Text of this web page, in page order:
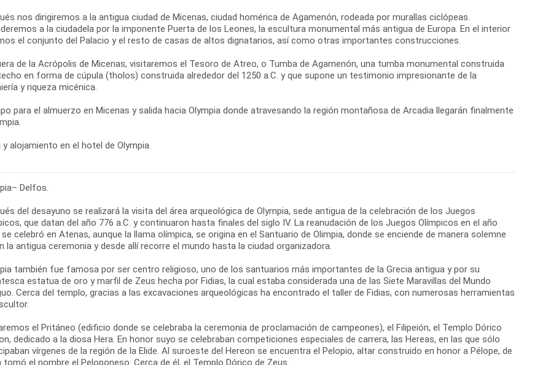
nos dirigiremos a la antigua ciudad de Micenas, ciudad homérica de Agamenón, rodeada por murallas ciclópeas.
a la ciudadela por la imponente Puerta de los Leones, la escultura monumental más antigua de Europa. En el interior
el conjunto del Palacio y el resto de casas de altos dignatarios, así como otras importantes construcciones.
de la Acrópolis de Micenas, visitaremos el Tesoro de Atreo, o Tumba de Agamenón, una tumba monumental construida
en forma de cúpula (tholos) construida alrededor del 1250 a.C. y que supone un testimonio impresionante de la
y riqueza micénica.
para el almuerzo en Micenas y salida hacia Olympia donde atravesando la región montañosa de Arcadia llegarán finalmente
y alojamiento en el hotel de Olympia.
Delfos.
del desayuno se realizará la visita del área arqueológica de Olympia, sede antigua de la celebración de los Juegos
que datan del año 776 a.C. y continuaron hasta finales del siglo IV. La reanudación de los Juegos Olímpicos en el año
se celebró en Atenas, aunque la llama olímpica, se origina en el Santuario de Olimpia, donde se enciende de manera solemne
la antigua ceremonia y desde allí recorre el mundo hasta la ciudad organizadora.
también fue famosa por ser centro religioso, uno de los santuarios más importantes de la Grecia antigua y por su
estatua de oro y marfil de Zeus hecha por Fidias, la cual estaba considerada una de las Siete Maravillas del Mundo
Cerca del templo, gracias a las excavaciones arqueológicas ha encontrado el taller de Fidias, con numerosas herramientas
el Pritáneo (edificio donde se celebraba la ceremonia de proclamación de campeones), el Filipeión, el Templo Dórico
dedicado a la diosa Hera. En honor suyo se celebraban competiciones especiales de carrera, las Hereas, en las que sólo
vírgenes de la región de la Elide. Al suroeste del Hereon se encuentra el Pelopio, altar construido en honor a Pélope, de
tomó el nombre el Peloponeso. Cerca de él, el Templo Dórico de Zeus.